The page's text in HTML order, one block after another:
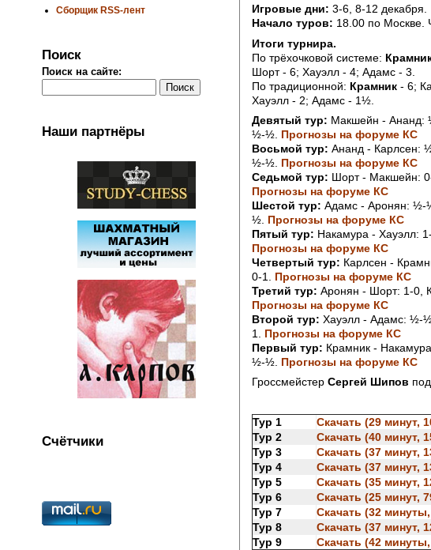
Сборщик RSS-лент
Поиск
Поиск на сайте:
Наши партнёры
Счётчики
Игровые дни: 3-6, 8-12 декабря.
Начало туров: 18.00 по Москве.
Итоги турнира.
По трёхочковой системе:
Шорт - 6; Хауэлл - 4; Адамс - 3.
По традиционной: Крамник- 6;
Хауэлл - 2; Адамс - 1½.
Девятый тур: Макшейн - Ананд:
½-½. Прогнозы на форуме КС
Восьмой тур: Ананд - Карлсен:
½-½. Прогнозы на форуме КС
Седьмой тур: Шорт - Макшейн:
Прогнозы на форуме КС
Шестой тур: Адамс - Аронян:
½. Прогнозы на форуме КС
Пятый тур: Накамура - Хауэлл:
Прогнозы на форуме КС
Четвертый тур: Карлсен -
0-1. Прогнозы на форуме КС
Третий тур: Аронян - Шорт: 1-0,
Прогнозы на форуме КС
Второй тур: Хауэлл - Адамс: ½-
1. Прогнозы на форуме КС
Первый тур: Крамник -
½-½. Прогнозы на форуме КС
Гроссмейстер Сергей Шипов
Тур 1 Скачать (29 минут,
Тур 2
Скачать (40 минут,
Тур 3
Скачать (37 минут,
Тур 4
Скачать (37 минут,
Тур 5
Скачать (35 минут,
Тур 6
Скачать (25 минут,
Тур 7
Скачать (32
Тур 8
Скачать (37 минут,
Тур 9
Скачать (42